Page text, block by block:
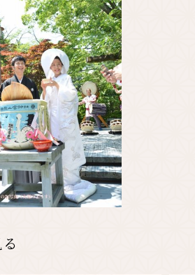
クリップリスト